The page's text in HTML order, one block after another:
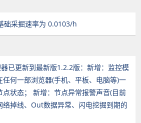
础采掘速率为 0.0103/h
已更新到最新版1.2.2版：新增：监控模
任何一部浏览器(手机、平板、电脑等)一
点状态； 新增：节点异常报警声音(目前
络掉线、Out数据异常、闪电挖掘到期的